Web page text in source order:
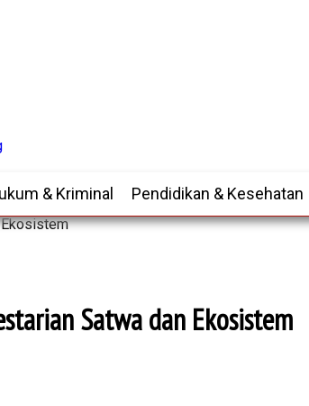
& Kriminal Pendidikan & Kesehatan
Satwa dan Ekosistem